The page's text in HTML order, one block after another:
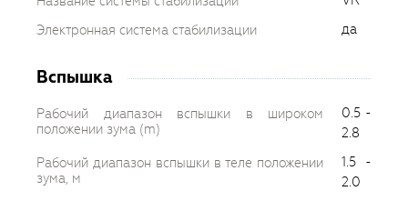
Электронная система стабилизации
да
Вспышка
Рабочий диапазон вспышки в широком
положении зума (m)
0.5 -
2.8
Рабочий диапазон вспышки в теле положении
зума, м
1.5 -
2.0